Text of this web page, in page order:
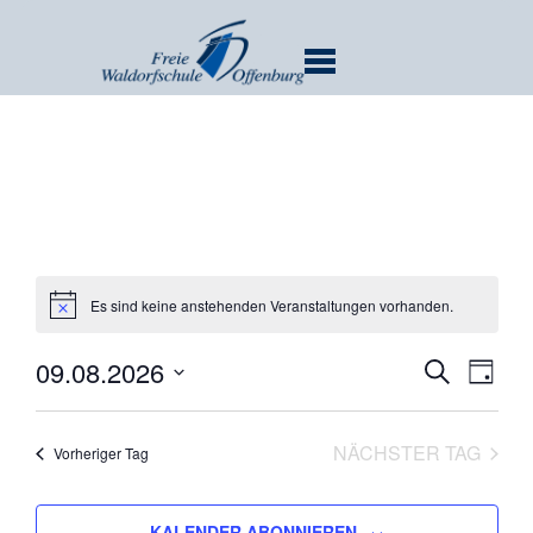
Es sind keine anstehenden Veranstaltungen vorhanden.
Suche
SUCHE
TAG
09.08.2026
Datum
wählen.
Vorheriger Tag NÄCHSTER TAG